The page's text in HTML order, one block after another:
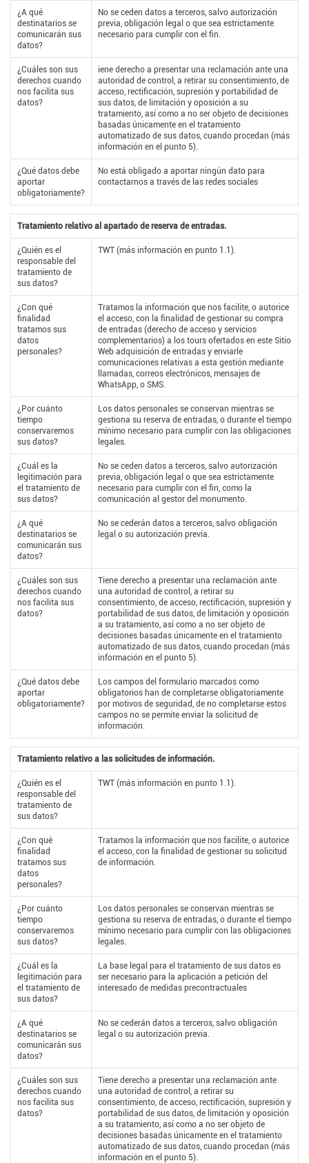
¿A qué
destinatarios se
comunicarán sus
datos?
No se ceden datos a terceros, salvo autorización
previa, obligación legal o que sea estrictamente
necesario para cumplir con el fin.
¿Cuáles son sus
derechos cuando
nos facilita sus
datos?
iene derecho a presentar una reclamación ante una
autoridad de control, a retirar su consentimiento, de
acceso, rectificación, supresión y portabilidad de
sus datos, de limitación y oposición a su
tratamiento, así como a no ser objeto de decisiones
basadas únicamente en el tratamiento
automatizado de sus datos, cuando procedan (más
información en el punto 5).
¿Qué datos debe
aportar
obligatoriamente?
No está obligado a aportar ningún dato para
contactarnos a través de las redes sociales
Tratamiento relativo al apartado de reserva de entradas.
¿Quién es el
responsable del
tratamiento de
sus datos?
TWT (más información en punto 1.1).
¿Con qué
finalidad
tratamos sus
datos
personales?
Tratamos la información que nos facilite, o autorice
el acceso, con la finalidad de gestionar su compra
de entradas (derecho de acceso y servicios
complementarios) a los tours ofertados en este Sitio
Web adquisición de entradas y enviarle
comunicaciones relativas a esta gestión mediante
llamadas, correos electrónicos, mensajes de
WhatsApp, o SMS.
¿Por cuánto
tiempo
conservaremos
sus datos?
Los datos personales se conservan mientras se
gestiona su reserva de entradas, o durante el tiempo
mínimo necesario para cumplir con las obligaciones
legales.
¿Cuál es la
legitimación para
el tratamiento de
sus datos?
No se ceden datos a terceros, salvo autorización
previa, obligación legal o que sea estrictamente
necesario para cumplir con el fin, como la
comunicación al gestor del monumento.
¿A qué
destinatarios se
comunicarán sus
datos?
No se cederán datos a terceros, salvo obligación
legal o su autorización previa.
¿Cuáles son sus
derechos cuando
nos facilita sus
datos?
Tiene derecho a presentar una reclamación ante
una autoridad de control, a retirar su
consentimiento, de acceso, rectificación, supresión y
portabilidad de sus datos, de limitación y oposición
a su tratamiento, así como a no ser objeto de
decisiones basadas únicamente en el tratamiento
automatizado de sus datos, cuando procedan (más
información en el punto 5).
¿Qué datos debe
aportar
obligatoriamente?
Los campos del formulario marcados como
obligatorios han de completarse obligatoriamente
por motivos de seguridad, de no completarse estos
campos no se permite enviar la solicitud de
información.
Tratamiento relativo a las solicitudes de información.
¿Quién es el
responsable del
tratamiento de
sus datos?
TWT (más información en punto 1.1).
¿Con qué
finalidad
tratamos sus
datos
personales?
Tratamos la información que nos facilite, o autorice
el acceso, con la finalidad de gestionar su solicitud
de información.
¿Por cuánto
tiempo
conservaremos
sus datos?
Los datos personales se conservan mientras se
gestiona su reserva de entradas, o durante el tiempo
mínimo necesario para cumplir con las obligaciones
legales.
¿Cuál es la
legitimación para
el tratamiento de
sus datos?
La base legal para el tratamiento de sus datos es
ser necesario para la aplicación a petición del
interesado de medidas precontractuales
¿A qué
destinatarios se
comunicarán sus
datos?
No se cederán datos a terceros, salvo obligación
legal o su autorización previa.
¿Cuáles son sus
derechos cuando
nos facilita sus
datos?
Tiene derecho a presentar una reclamación ante
una autoridad de control, a retirar su
consentimiento, de acceso, rectificación, supresión y
portabilidad de sus datos, de limitación y oposición
a su tratamiento, así como a no ser objeto de
decisiones basadas únicamente en el tratamiento
automatizado de sus datos, cuando procedan (más
información en el punto 5).